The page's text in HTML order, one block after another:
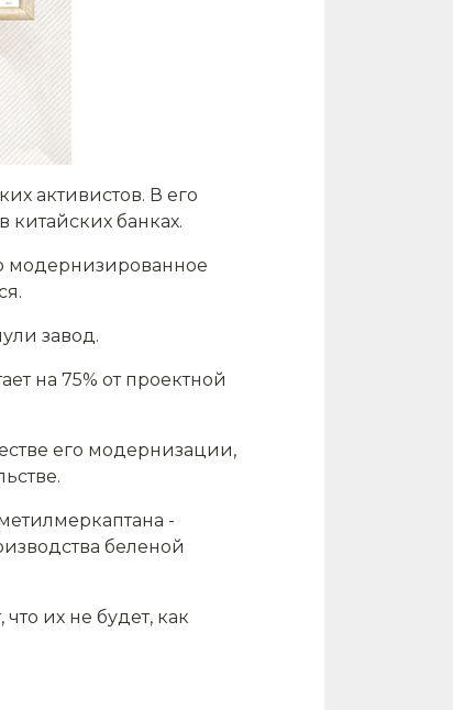
активистов. В его
банках.
модернизированное
завод.
на 75% от проектной
его модернизации,
-
беленой
их не будет, как